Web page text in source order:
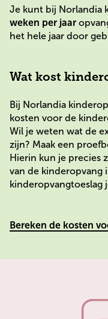
Je kunt bij Norlandia
weken per jaar
het hele jaar door
Wat kost
Bij Norlandia
kosten voor de
Wil je weten wat de
zijn? Maak een
Hierin kun je precies
van de kinderopvang
kinderopvangtoeslag
Bereken de kosten